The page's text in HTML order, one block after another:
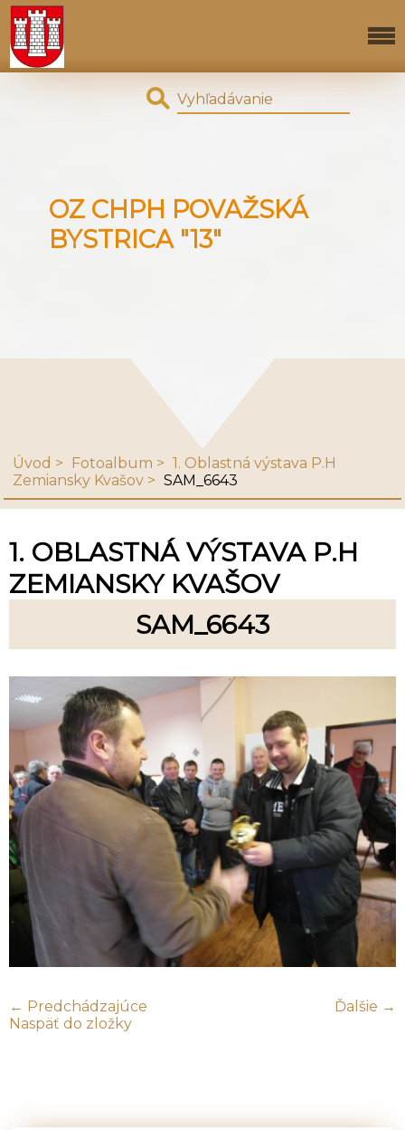
OZ CHPH POVAŽSKÁ
BYSTRICA "13"
Úvod Fotoalbum
1. Oblastná výstava P.H
Zemiansky Kvašov
SAM_6643
1. OBLASTNÁ VÝSTAVA P.H
ZEMIANSKY KVAŠOV
SAM_6643
← Predchádzajúce
Ďalšie →
Naspäť do zložky